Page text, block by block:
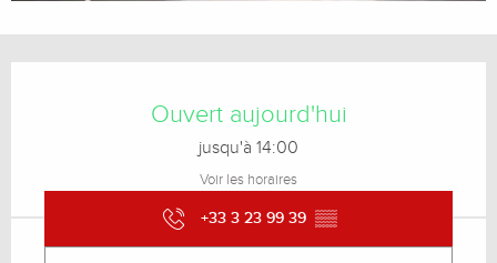
Ouvert aujourd'hui
jusqu'à 14:00
Voir les horaires
+33 3 23 99 39 ▒▒